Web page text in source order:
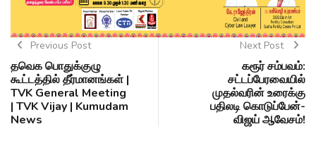
Previous Post
தவெக பொதுக்குழு
கூட்டத்தில் தீர்மானங்கள் |
TVK General Meeting
| TVK Vijay | Kumudam
News
Next Post
கரூர் சம்பவம்:
சட்டப்பேரவையில்
முதல்வரின் உரைக்கு
பதிலடி கொடுப்பேன்-
விஜய் ஆவேசம்!